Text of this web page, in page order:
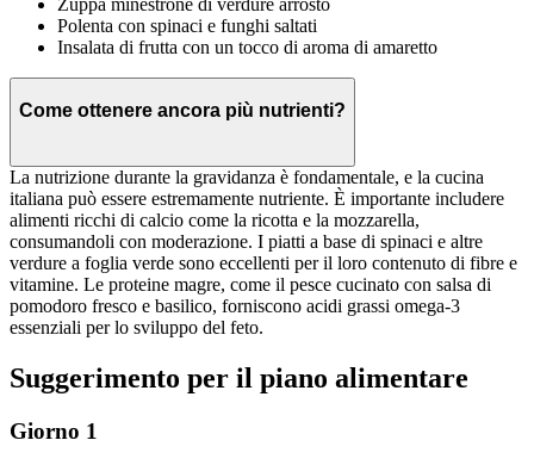
Zuppa minestrone di verdure arrosto
Polenta con spinaci e funghi saltati
Insalata di frutta con un tocco di aroma di amaretto
Come ottenere ancora più nutrienti?
La nutrizione durante la gravidanza è fondamentale, e la cucina
italiana può essere estremamente nutriente. È importante includere
alimenti ricchi di calcio come la ricotta e la mozzarella,
consumandoli con moderazione. I piatti a base di spinaci e altre
verdure a foglia verde sono eccellenti per il loro contenuto di fibre e
vitamine. Le proteine magre, come il pesce cucinato con salsa di
pomodoro fresco e basilico, forniscono acidi grassi omega-3
essenziali per lo sviluppo del feto.
Suggerimento per il piano alimentare
Giorno 1